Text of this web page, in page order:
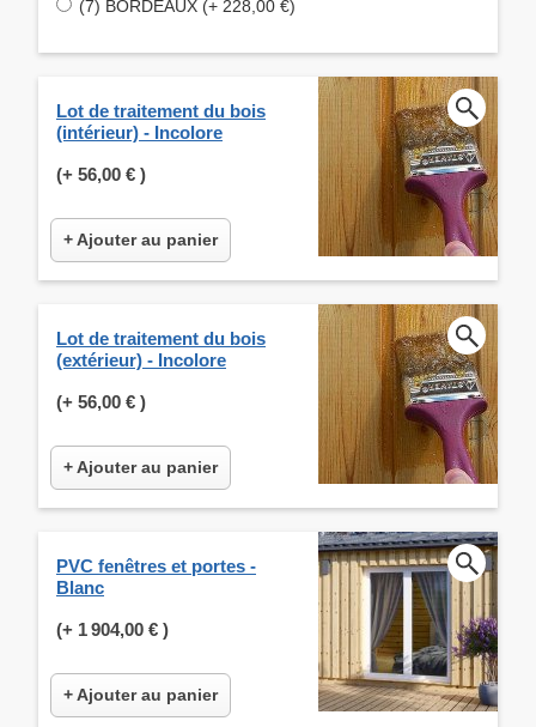
(7) BORDEAUX (+ 228,00 €)
Lot de traitement du bois
(intérieur) - Incolore
(+ 56,00 € )
+ Ajouter au panier
Lot de traitement du bois
(extérieur) - Incolore
(+ 56,00 € )
+ Ajouter au panier
PVC fenêtres et portes -
Blanc
(+ 1 904,00 € )
+ Ajouter au panier